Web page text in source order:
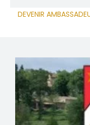
DEVENIR